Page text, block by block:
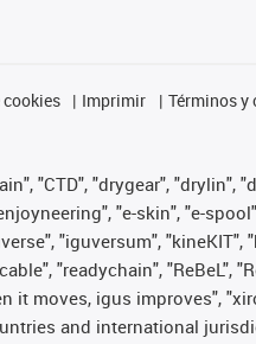
Imprimir Términos y
"CTD", "drygear", "drylin",
"e-skin", "e-
"iguversum",
"readychain", "ReBeL",
it moves, igus improves",
and international